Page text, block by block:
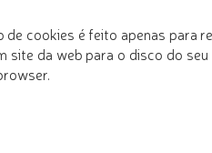
de cookies é feito apenas para
site da web para o disco do